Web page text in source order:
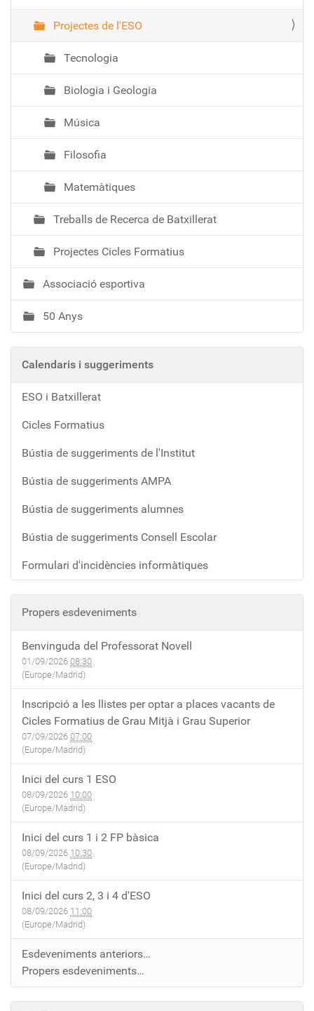
Projectes de l'ESO
Tecnologia
Biologia i Geologia
Música
Filosofia
Matemàtiques
Treballs de Recerca de Batxillerat
Projectes Cicles Formatius
Associació esportiva
50 Anys
Calendaris i suggeriments
ESO i Batxillerat
Cicles Formatius
Bústia de suggeriments de l'Institut
Bústia de suggeriments AMPA
Bústia de suggeriments alumnes
Bústia de suggeriments Consell Escolar
Formulari d'incidències informàtiques
Propers esdeveniments
Benvinguda del Professorat Novell
01/09/2026 08:30
(Europe/Madrid)
Inscripció a les llistes per optar a places vacants de
Cicles Formatius de Grau Mitjà i Grau Superior
07/09/2026 07:00
(Europe/Madrid)
Inici del curs 1 ESO
08/09/2026 10:00
(Europe/Madrid)
Inici del curs 1 i 2 FP bàsica
08/09/2026 10:30
(Europe/Madrid)
Inici del curs 2, 3 i 4 d'ESO
08/09/2026 11:00
(Europe/Madrid)
Esdeveniments anteriors…
Propers esdeveniments…